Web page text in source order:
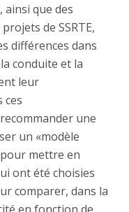
ainsi que des
de SSRTE,
différences dans
conduite et la
leur
ces
une
un «modèle
pour mettre en
ont été choisies
comparer, dans la